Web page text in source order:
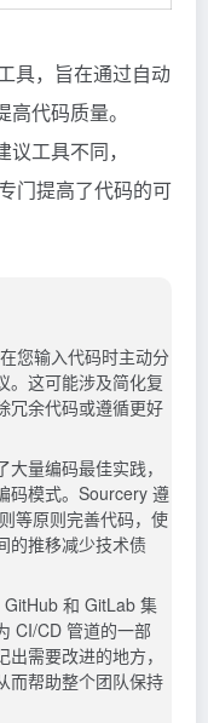
具，旨在通过自动
代码质量。
工具不同，
门提高了代码的可
您输入代码时主动分
。这可能涉及简化复
冗余代码或遵循更好
量编码最佳实践，
码模式。Sourcery 遵
等原则完善代码，使
的推移减少技术债
和 GitLab 集
CI/CD 管道的一部
需要改进的地方，
而帮助整个团队保持